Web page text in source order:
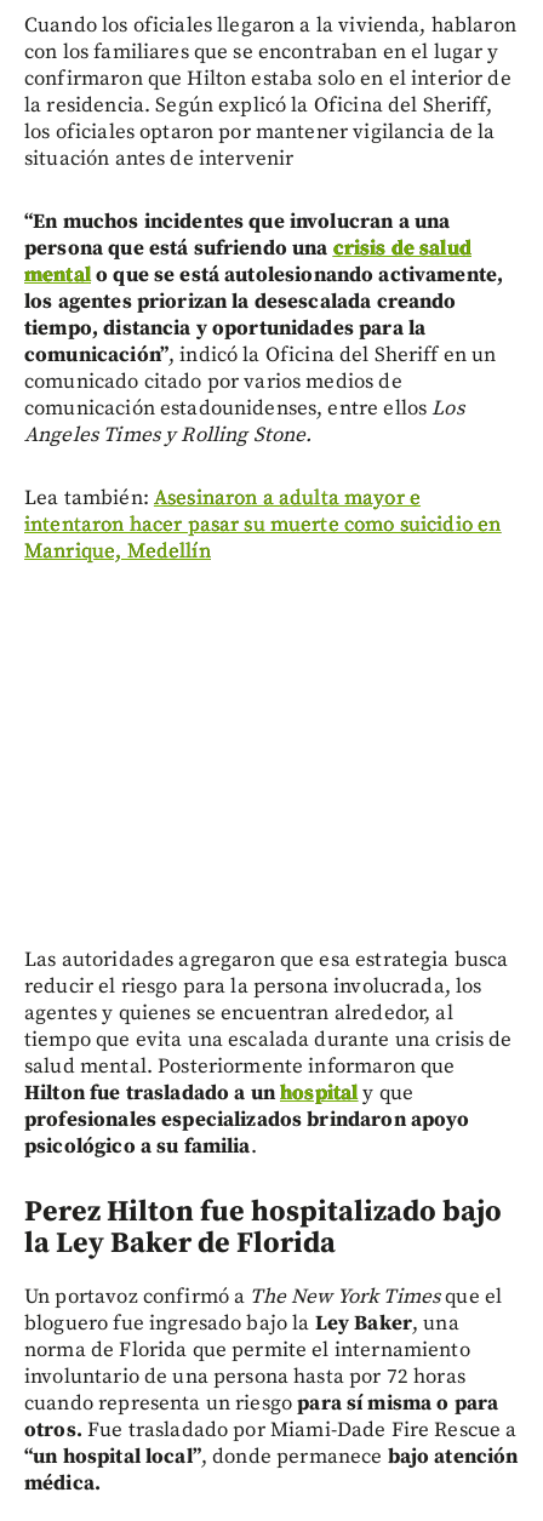
Cuando los oficiales llegaron a la vivienda, hablaron
con los familiares que se encontraban en el lugar y
confirmaron que Hilton estaba solo en el interior de
la residencia. Según explicó la Oficina del Sheriff,
los oficiales optaron por mantener vigilancia de la
situación antes de intervenir
“En muchos incidentes que involucran a una
persona que está sufriendo una crisis de salud
mentalo que se está autolesionando activamente,
los agentes priorizan la desescalada creando
tiempo, distancia y oportunidades para la
comunicación”, indicó la Oficina del Sheriff en un
comunicado citado por varios medios de
comunicación estadounidenses, entre ellosLos
Angeles Times y Rolling Stone.
Lea también: Asesinaron a adulta mayor e
intentaron hacer pasar su muerte como suicidio en
Manrique, Medellín
Las autoridades agregaron que esa estrategia busca
reducir el riesgo para la persona involucrada, los
agentes y quienes se encuentran alrededor, al
tiempo que evita una escalada durante una crisis de
salud mental. Posteriormente informaron que
Hilton fue trasladado a unhospitaly que
profesionales especializados brindaron apoyo
psicológico a su familia.
Perez Hilton fue hospitalizado bajo
la Ley Baker de Florida
Un portavoz confirmó a The New York Timesque el
bloguero fue ingresado bajo la Ley Baker, una
norma de Florida que permite el internamiento
involuntario de una persona hasta por 72 horas
cuando representa un riesgopara sí misma o para
otros. Fue trasladado por Miami-Dade Fire Rescue a
“un hospital local”, donde permanece bajo atención
médica.